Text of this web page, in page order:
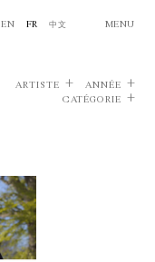
EN FR 中文 MENU
ARTISTE
ANNÉE
CATÉGORIE